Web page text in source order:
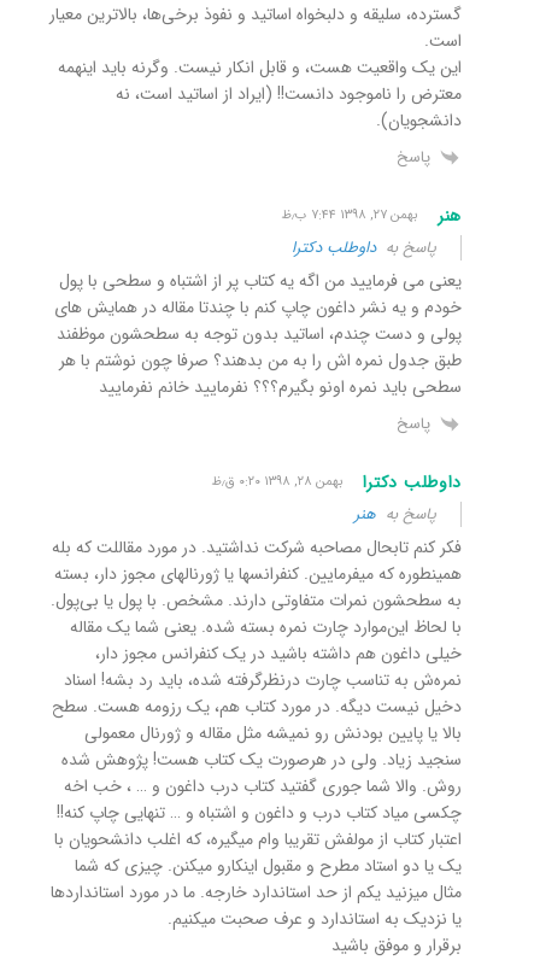
گسترده، سلیقه و دلبخواه اساتید و نفوذ برخی‌ها، بالاترین معیار
است.
این یک واقعیت هست، و قابل انکار نیست. وگرنه باید اینهمه
معترض را ناموجود دانست!! (ایراد از اساتید است، نه
دانشجویان).
پاسخ
هنر بهمن ۲۷, ۱۳۹۸ ۷:۴۴ ب٫ظ
پاسخ بهداوطلب دکترا
یعنی می فرمایید من اگه یه کتاب پر از اشتباه و سطحی با پول
خودم و یه نشر داغون چاپ کنم با چندتا مقاله در همایش های
پولی و دست چندم، اساتید بدون توجه به سطحشون موظفند
طبق جدول نمره اش را به من بدهند؟ صرفا چون نوشتم با هر
سطحی باید نمره اونو بگیرم؟؟؟ نفرمایید خانم نفرمایید
پاسخ
داوطلب دکترا بهمن ۲۸, ۱۳۹۸ ۰:۲۰ ق٫ظ
پاسخ به هنر
فکر کنم تابحال مصاحبه شرکت نداشتید. در مورد مقاللت که بله
همینطوره که میفرمایین. کنفرانسها یا ژورنالهای مجوز دار، بسته
به سطحشون نمرات متفاوتی دارند. مشخص. با پول یا بی‌پول.
با لحاظ این‌موارد چارت نمره بسته شده. یعنی شما یک مقاله
خیلی داغون هم داشته باشید در یک کنفرانس مجوز دار،
نمره‌ش به تناسب چارت درنظرگرفته شده، باید رد بشه! اسناد
دخیل نیست دیگه. در مورد کتاب هم، یک رزومه هست. سطح
بالا یا پایین بودنش رو نمیشه مثل مقاله و ژورنال معمولی
سنجید زیاد. ولی در هرصورت یک کتاب هست! پژوهش شده
روش. والا شما جوری گفتید کتاب درب داغون و … ، خب اخه
چکسی میاد کتاب درب و داغون و اشتباه و … تنهایی چاپ کنه!!
اعتبار کتاب از مولفش تقریبا وام میگیره، که اغلب دانشحویان با
یک یا دو استاد مطرح و مقبول اینکارو میکنن. چیزی که شما
مثال میزنید یکم از حد استاندارد خارجه. ما در مورد استانداردها
یا نزدیک به استاندارد و عرف صحبت میکنیم.
برقرار و موفق باشید